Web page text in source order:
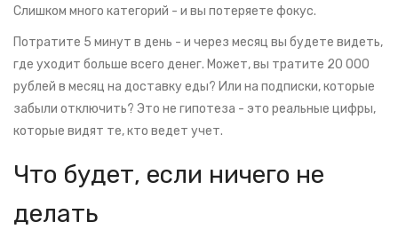
Слишком много категорий - и вы потеряете фокус.
Потратите 5 минут в день - и через месяц вы будете видеть,
где уходит больше всего денег. Может, вы тратите 20 000
рублей в месяц на доставку еды? Или на подписки, которые
забыли отключить? Это не гипотеза - это реальные цифры,
которые видят те, кто ведет учет.
Что будет, если ничего не
делать